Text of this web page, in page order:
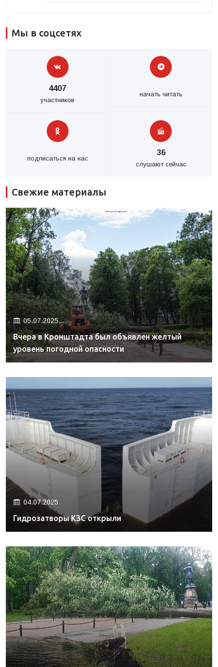
Мы в соцсетях
4407
участников
начать читать
подписаться на нас
36
слушают сейчас
Свежие материалы
05.07.2025.
Вчера в Кронштадта был объявлен желтый
уровень погодной опасности
04.07.2025.
Гидрозатворы КЗС открыли